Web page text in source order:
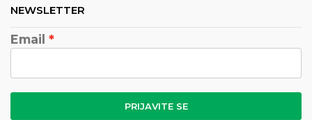
NEWSLETTER
Email
PRIJAVITE SE